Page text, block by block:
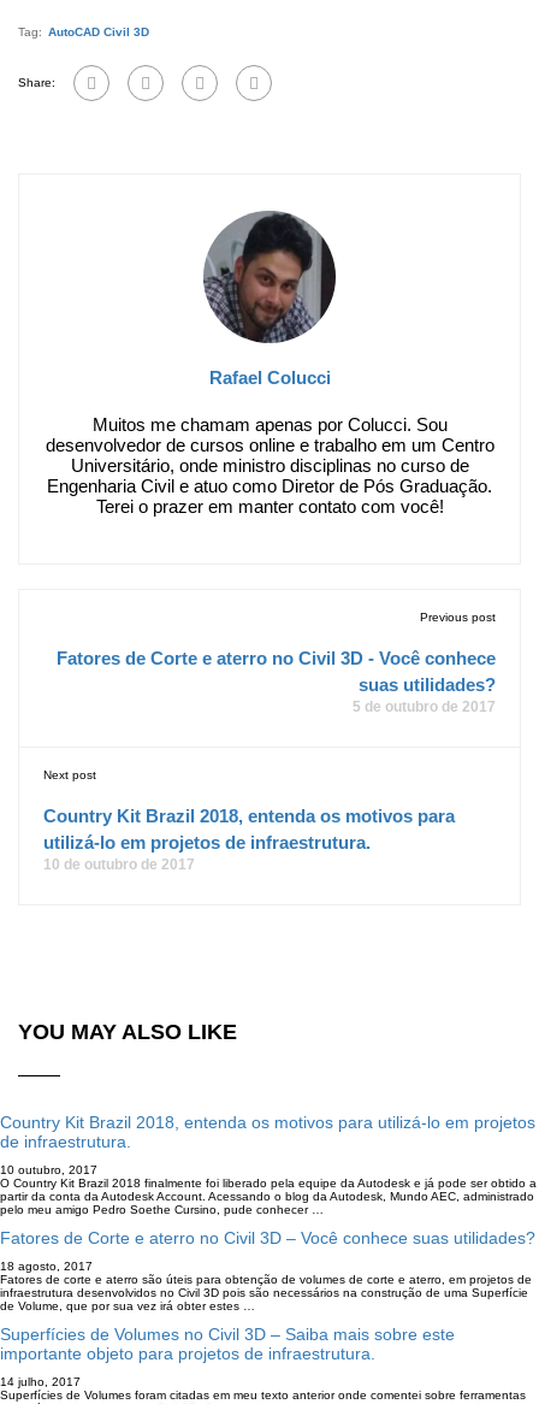
Tag: AutoCAD Civil 3D
Share:
Rafael Colucci
Muitos me chamam apenas por Colucci. Sou
desenvolvedor de cursos online e trabalho em um Centro
Universitário, onde ministro disciplinas no curso de
Engenharia Civil e atuo como Diretor de Pós Graduação.
Terei o prazer em manter contato com você!
Previous post
Fatores de Corte e aterro no Civil 3D - Você conhece
suas utilidades?
5 de outubro de 2017
Next post
Country Kit Brazil 2018, entenda os motivos para
utilizá-lo em projetos de infraestrutura.
10 de outubro de 2017
YOU MAY ALSO LIKE
Country Kit Brazil 2018, entenda os motivos para utilizá-lo em projetos
de infraestrutura.
10 outubro, 2017
O Country Kit Brazil 2018 finalmente foi liberado pela equipe da Autodesk e já pode ser obtido a
partir da conta da Autodesk Account. Acessando o blog da Autodesk, Mundo AEC, administrado
pelo meu amigo Pedro Soethe Cursino, pude conhecer …
Fatores de Corte e aterro no Civil 3D – Você conhece suas utilidades?
18 agosto, 2017
Fatores de corte e aterro são úteis para obtenção de volumes de corte e aterro, em projetos de
infraestrutura desenvolvidos no Civil 3D pois são necessários na construção de uma Superfície
de Volume, que por sua vez irá obter estes …
Superfícies de Volumes no Civil 3D – Saiba mais sobre este
importante objeto para projetos de infraestrutura.
14 julho, 2017
Superfícies de Volumes foram citadas em meu texto anterior onde comentei sobre ferramentas